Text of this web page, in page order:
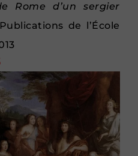
Rome d’un sergier
de l’École